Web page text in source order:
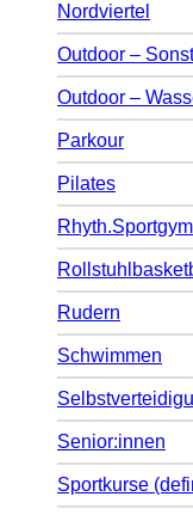
Nordviertel
Outdoor –
Outdoor –
Parkour
Pilates
Rudern
Schwimmen
Senior:innen
Sportkurse